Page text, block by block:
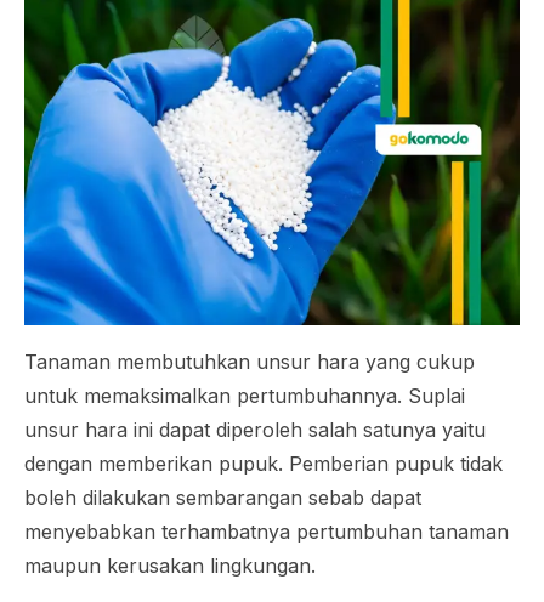
Tanaman membutuhkan unsur hara yang cukup
untuk memaksimalkan pertumbuhannya. Suplai
unsur hara ini dapat diperoleh salah satunya yaitu
dengan memberikan pupuk. Pemberian pupuk tidak
boleh dilakukan sembarangan sebab dapat
menyebabkan terhambatnya pertumbuhan tanaman
maupun kerusakan lingkungan.